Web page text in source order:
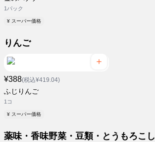
1パック
¥ スーパー価格
りんご
¥388(税込¥419.04)
ふじりんご
1コ
¥ スーパー価格
薬味・香味野菜・豆類・とうもろこし